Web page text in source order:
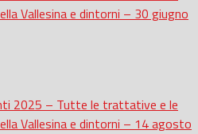
Vallesina e dintorni – 30 giugno
2025 – Tutte le trattative e le
Vallesina e dintorni – 14 agosto